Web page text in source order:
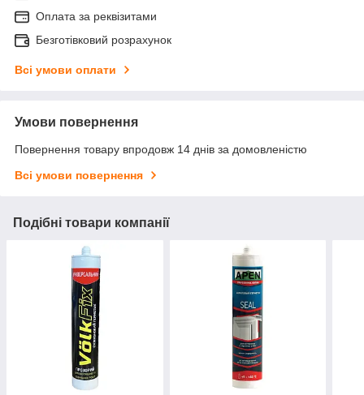
Оплата за реквізитами
Безготівковий розрахунок
Всі умови оплати
Умови повернення
Повернення товару впродовж 14 днів за домовленістю
Всі умови повернення
Подібні товари компанії